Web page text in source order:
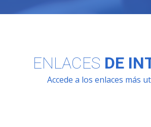
ENLACES DE
Accede a los enlaces más